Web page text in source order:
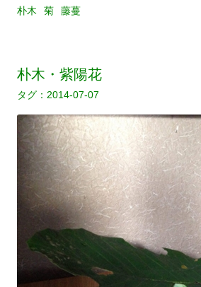
朴木 菊 藤蔓
朴木・紫陽花
2014-07-07